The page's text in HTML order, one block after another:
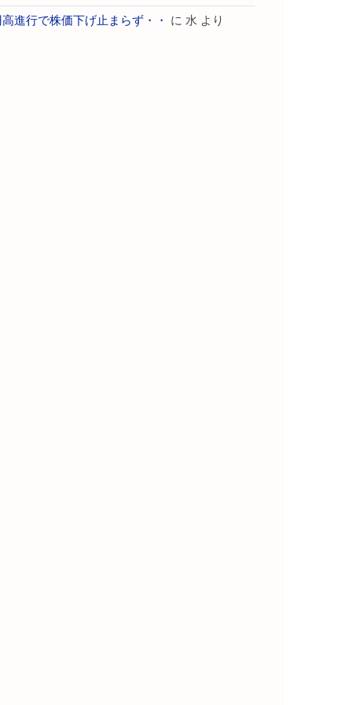
高進行で株価下げ止まらず・・ に 水 より